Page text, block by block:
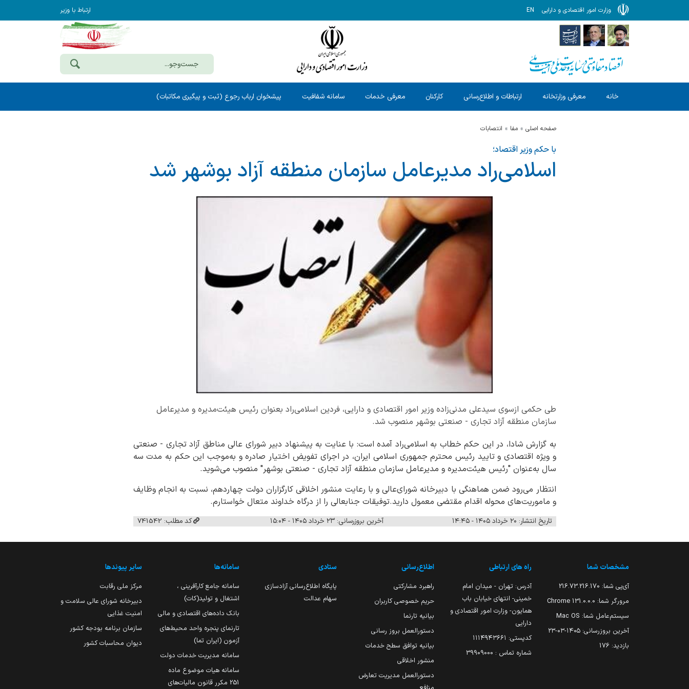
وزارت امور اقتصادی و دارایی EN ارتباط با وزیر
خانه معرفی وزارتخانه ارتباطات و اطلاع‌رسانی کارکنان معرفی خدمات سامانه شفافیت پیشخوان ارباب رجوع (ثبت و پیگیری مکاتبات)
صفحه اصلی مفا انتصابات
با حکم وزیر اقتصاد؛
اسلامی‌راد مدیرعامل سازمان منطقه آزاد بوشهر شد
طی حکمی ازسوی سیدعلی مدنی‌زاده وزیر امور اقتصادی و دارایی، فردین اسلامی‌راد بعنوان رئیس هیئت‌مدیره و مدیرعامل
سازمان منطقه آزاد تجاری - صنعتی بوشهر منصوب شد.
به گزارش شادا، در این حکم خطاب به اسلامی‌راد آمده است: با عنایت به پیشنهاد دبیر شورای عالی مناطق آزاد تجاری - صنعتی
و ویژه اقتصادی و تایید رئیس محترم جمهوری اسلامی ایران، در اجرای تفویض اختیار صادره و به‌موجب این حکم به مدت سه
سال به‌عنوان "رئیس هیئت‌مدیره و مدیرعامل سازمان منطقه آزاد تجاری - صنعتی بوشهر" منصوب می‌شوید.
انتظار می‌رود ضمن هماهنگی با دبیرخانه شورای‌عالی و با رعایت منشور اخلاقی کارگزاران دولت چهاردهم، نسبت به انجام وظایف
و ماموریت‌های محوله اقدام مقتضی معمول دارید.توفیقات جنابعالی را از درگاه خداوند متعال خواستارم.
تاریخ انتشار: ۲۰ خرداد ۱۴۰۵ - ۱۴:۴۵ آخرین بروزرسانی: ۲۳ خرداد ۱۴۰۵ - ۱۵:۰۴ کد مطلب: 741542
مشخصات شما
آی‌پی شما: 216.73.216.170
مرورگر شما: 131.0.0.0 Chrome
سیستم‌عامل شما: Mac OS
آخرین بروزرسانی: ۱۴۰۵-۰۳-۲۳
بازدید: 176
راه های ارتباطی
آدرس: تهران - میدان امام
خمینی- انتهای خیابان باب
همایون- وزارت امور اقتصادی و
دارایی
کدپستی: ۱۱۱۴۹۴۳۶۶۱
شماره تماس : 39909000
اطلاع‌رسانی
راهبرد مشارکتی
حریم خصوصی کاربران
بیانیه تارنما
دستورالعمل بروز رسانی
بیانیه توافق سطح خدمات
منشور اخلاقی
دستورالعمل مدیریت تعارض
ستادی
پایگاه اطلاع‌رسانی آزادسازی
سهام عدالت
سامانه‌ها
سامانه جامع کارآفرینی ،
اشتغال و تولید(کات)
بانک داده‌های اقتصادی و مالی
تارنمای پنجره واحد محیط‌های
آزمون (ایران تما)
سامانه مدیریت خدمات دولت
سامانه هیات موضوع ماده
251 مکرر قانون مالیات‌های
سایر پیوندها
مرکز ملی رقابت
دبیرخانه شورای عالی سلامت و
امنیت غذایی
سازمان برنامه بودجه کشور
دیوان محاسبات کشور